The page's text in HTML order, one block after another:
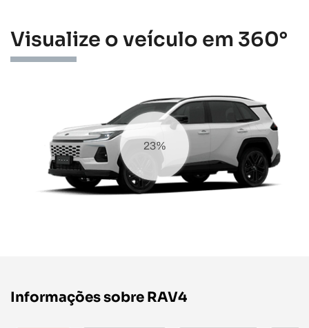
Visualize o veículo em 360°
32%
Informações sobre RAV4